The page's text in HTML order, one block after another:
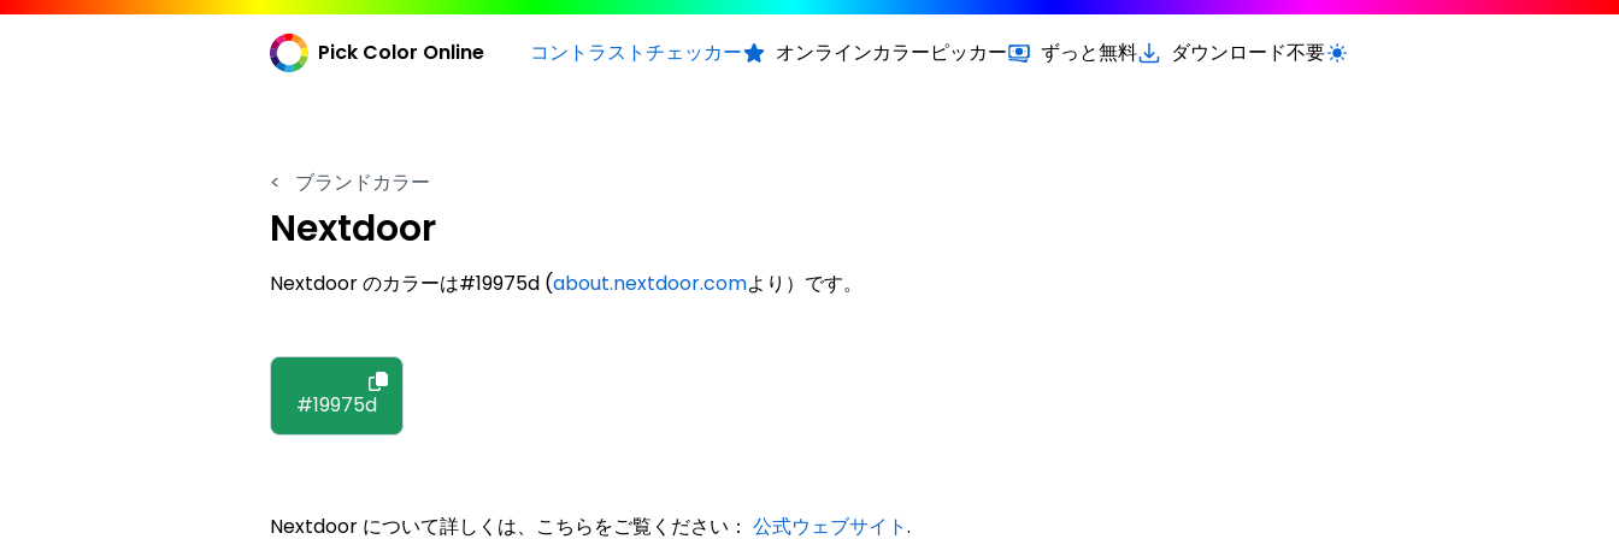
Pick Color Online コントラストチェッカー オンラインカラーピッカー ずっと無料 ダウンロード不要ライト/ダークモードを切り替える
< ブランドカラー
Nextdoor
Nextdoor のカラーは#19975d (about.nextdoor.comより）です。
#19975d
Nextdoor について詳しくは、こちらをご覧ください： 公式ウェブサイト.